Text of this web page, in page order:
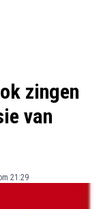
zingen
van
21:29